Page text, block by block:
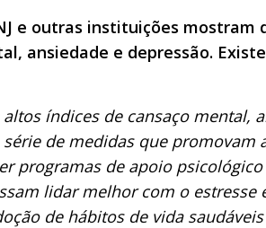
e outras instituições
ansiedade e depressão.
índices de cansaço mental,
de medidas que promovam
programas de apoio
lidar melhor com o
de hábitos de vida